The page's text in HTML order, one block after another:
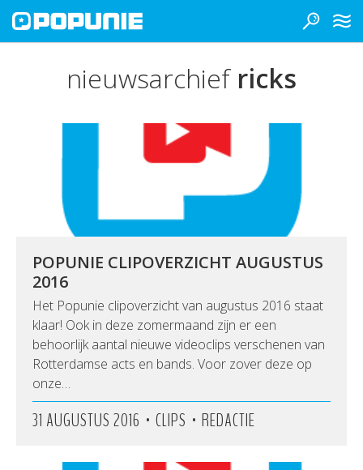
nieuwsarchief ricks
POPUNIE CLIPOVERZICHT AUGUSTUS
2016
Het Popunie clipoverzicht van augustus 2016 staat
klaar! Ook in deze zomermaand zijn er een
behoorlijk aantal nieuwe videoclips verschenen van
Rotterdamse acts en bands. Voor zover deze op
onze…
31 AUGUSTUS 2016 • CLIPS • REDACTIE